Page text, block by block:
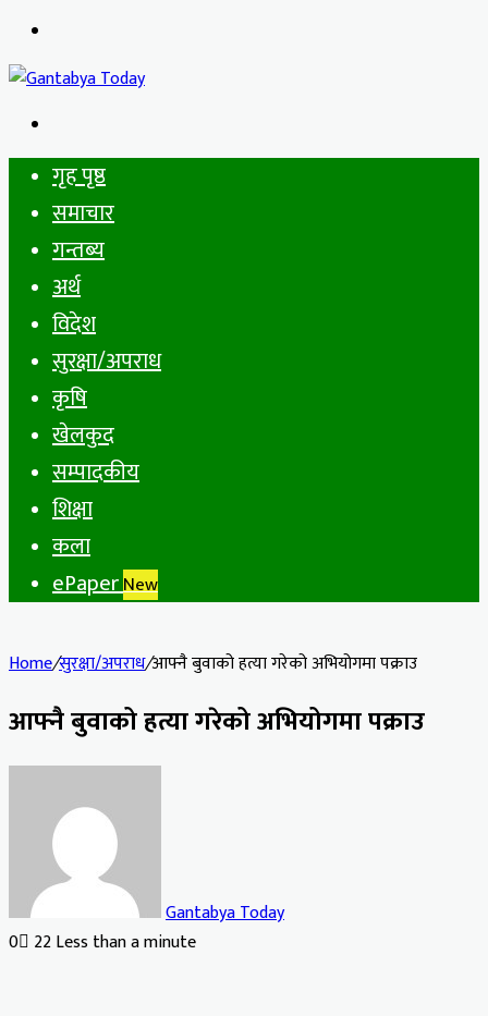
for
गृह पृष्ठ
समाचार
गन्तब्य
अर्थ
विदेश
सुरक्षा/अपराध
कृषि
खेलकुद
सम्पादकीय
शिक्षा
कला
ePaperNew
Home/सुरक्षा/अपराध/आफ्नै बुवाको हत्या गरेको अभियोगमा पक्राउ
आफ्नै बुवाको हत्या गरेको अभियोगमा पक्राउ
Gantabya Today
0 22Less than a minute